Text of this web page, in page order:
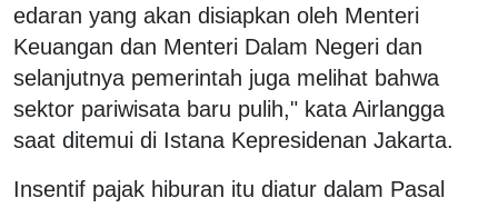
edaran yang akan disiapkan oleh Menteri
Keuangan dan Menteri Dalam Negeri dan
selanjutnya pemerintah juga melihat bahwa
sektor pariwisata baru pulih," kata Airlangga
saat ditemui di Istana Kepresidenan Jakarta.
Insentif pajak hiburan itu diatur dalam Pasal